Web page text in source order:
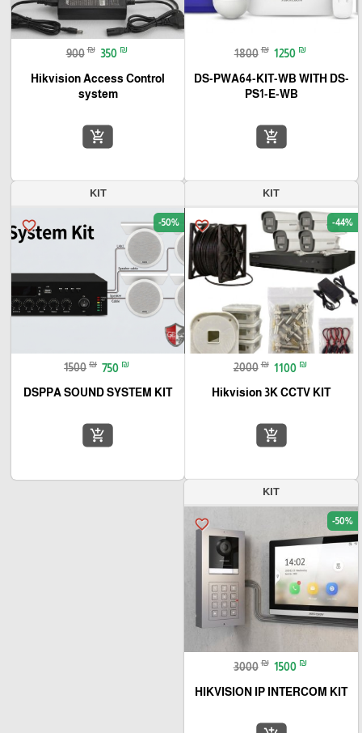
1800 ₪ 1250 ₪
DS-PWA64-KIT-WB WITH DS-
PS1-E-WB
add_shopping_cart
900 ₪ 350 ₪
Hikvision Access Control
system
add_shopping_cart
KIT
favorite_border -44%
2000 ₪ 1100 ₪
Hikvision 3K CCTV KIT
add_shopping_cart
KIT
favorite_border -50%
1500 ₪ 750 ₪
DSPPA SOUND SYSTEM KIT
add_shopping_cart
KIT
favorite_border -50%
3000 ₪ 1500 ₪
HIKVISION IP INTERCOM KIT